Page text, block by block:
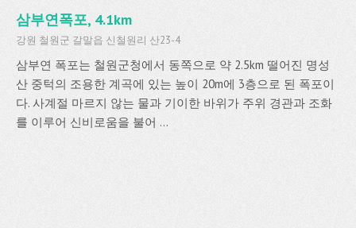
삼부연폭포, 4.1km
강원 철원군 갈말읍 신철원리 산23-4
삼부연 폭포는 철원군청에서 동쪽으로 약 2.5km 떨어진 명성
산 중턱의 조용한 계곡에 있는 높이 20m에 3층으로 된 폭포이
다. 사계절 마르지 않는 물과 기이한 바위가 주위 경관과 조화
를 이루어 신비로움을 불어 ...